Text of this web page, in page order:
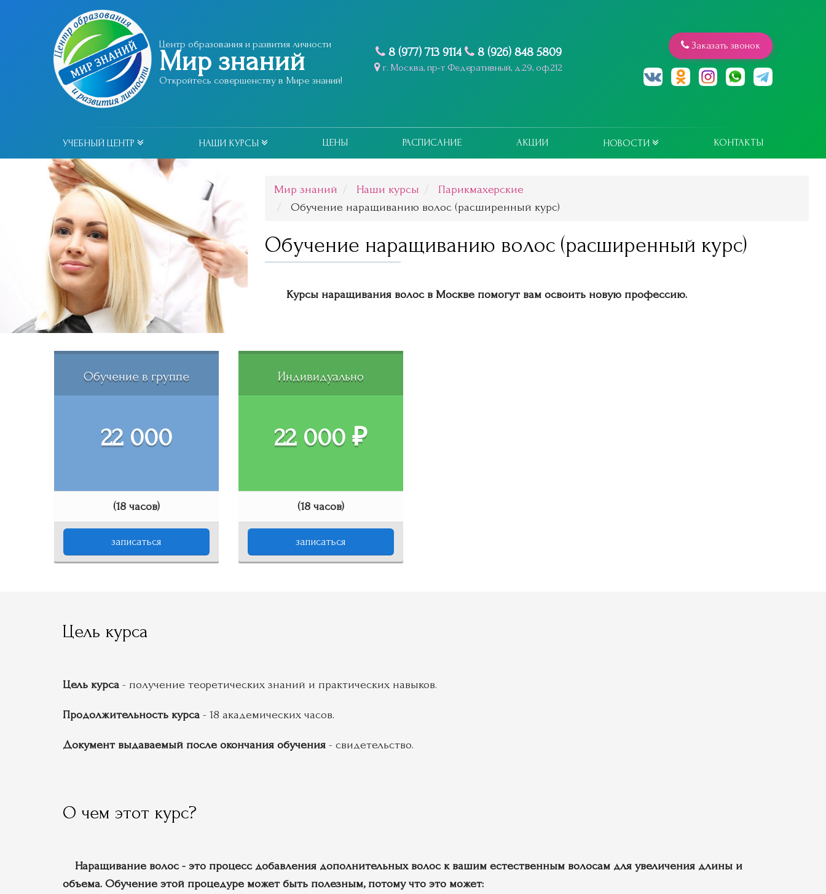
Центр образования и развития личности
Мир знаний
Откройтесь совершенству в Мире знаний!
8 (977) 713 9114 8 (926) 848 5809
г. Москва, пр-т Федеративный, д.29, оф.212
Заказать звонок
УЧЕБНЫЙ ЦЕНТР НАШИ КУРСЫ ЦЕНЫ РАСПИСАНИЕ АКЦИИ НОВОСТИ КОНТАКТЫ
Мир знаний Наши курсы
Парикмахерские
Обучение наращиванию волос (расширенный курс)
Обучение наращиванию волос (расширенный курс)
Курсы наращивания волос в Москве помогут вам освоить новую профессию.
Обучение в группе
22 000
(18 часов)
записаться
Индивидуально
22 000 ₽
(18 часов)
записаться
Цель курса
Цель курса - получение теоретических знаний и практических навыков.
Продолжительность курса - 18 академических часов.
Документ выдаваемый после окончания обучения - свидетельство.
О чем этот курс?
Наращивание волос - это процесс добавления дополнительных волос к вашим естественным волосам для увеличения длины и
объема. Обучение этой процедуре может быть полезным, потому что это может: